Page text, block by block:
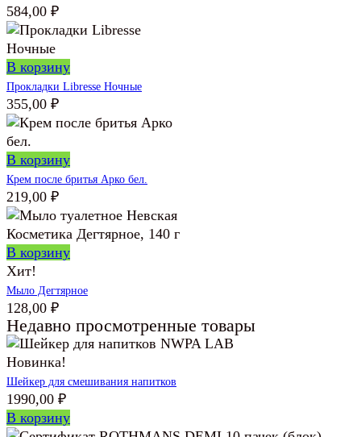
584,00 ₽
В корзину
Прокладки Libresse Ночные
355,00 ₽
В корзину
Крем после бритья Арко бел.
219,00 ₽
В корзину
Хит!
Мыло Дегтярное
128,00 ₽
Недавно просмотренные товары
Новинка!
Шейкер для смешивания напитков
1990,00 ₽
В корзину